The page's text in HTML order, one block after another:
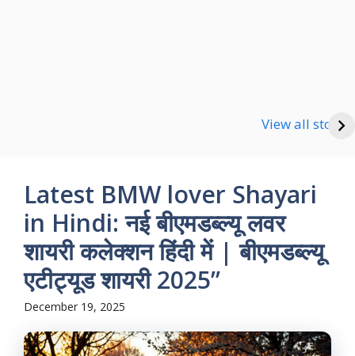
View all stories
Good Night Shayari
Latest BMW lover Shayari
in Hindi: नई बीएमडब्ल्यू लवर
शायरी कलेक्शन हिंदी में | बीएमडब्ल्यू
एटीट्यूड शायरी 2025”
December 19, 2025